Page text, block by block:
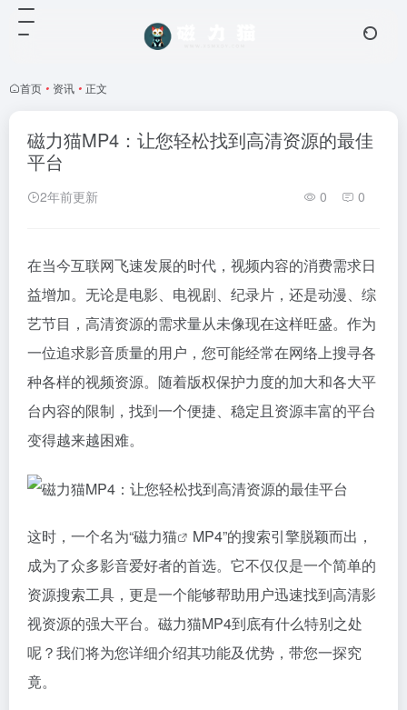
首页 • 资讯 • 正文
磁力猫MP4：让您轻松找到高清资源的最佳
平台
2年前更新 0 0
在当今互联网飞速发展的时代，视频内容的消费需求日
益增加。无论是电影、电视剧、纪录片，还是动漫、综
艺节目，高清资源的需求量从未像现在这样旺盛。作为
一位追求影音质量的用户，您可能经常在网络上搜寻各
种各样的视频资源。随着版权保护力度的加大和各大平
台内容的限制，找到一个便捷、稳定且资源丰富的平台
变得越来越困难。
这时，一个名为“磁力猫
MP4”的搜索引擎脱颖而出，
成为了众多影音爱好者的首选。它不仅仅是一个简单的
资源搜索工具，更是一个能够帮助用户迅速找到高清影
视资源的强大平台。 磁力猫MP4到底有什么特别之处
呢？我们将为您详细介绍其功能及优势，带您一探究
竟。